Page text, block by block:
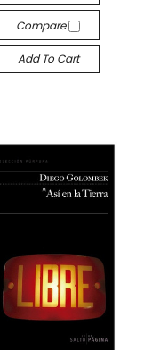
Compare
Add To Cart